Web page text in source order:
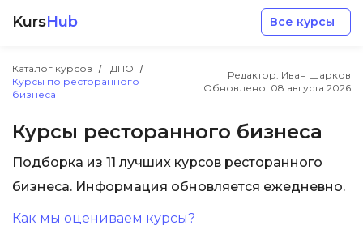
KursHub Все курсы
Каталог курсов
ДПО
Курсы по ресторанного
бизнеса
Редактор: Иван Шарков
Обновлено: 08 августа 2026
Курсы ресторанного бизнеса
Подборка из 11 лучших курсов ресторанного
бизнеса. Информация обновляется ежедневно.
Как мы оцениваем курсы?
Разработка
Маркетинг